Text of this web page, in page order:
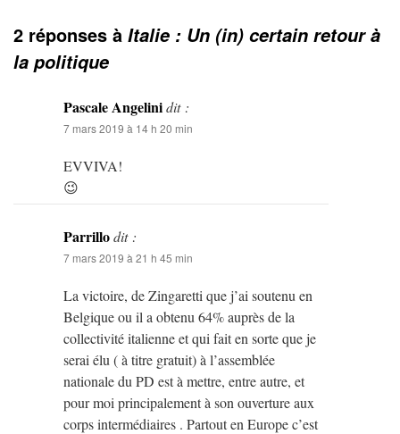
2 réponses à Italie : Un (in) certain retour à
la politique
Pascale Angelinidit :
7 mars 2019 à 14 h 20 min
EVVIVA!
😉
Parrillodit :
7 mars 2019 à 21 h 45 min
La victoire, de Zingaretti que j’ai soutenu en
Belgique ou il a obtenu 64% auprès de la
collectivité italienne et qui fait en sorte que je
serai élu ( à titre gratuit) à l’assemblée
nationale du PD est à mettre, entre autre, et
pour moi principalement à son ouverture aux
corps intermédiaires . Partout en Europe c’est